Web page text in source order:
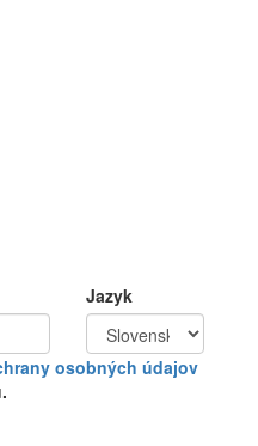
Jazyk
osobných údajov